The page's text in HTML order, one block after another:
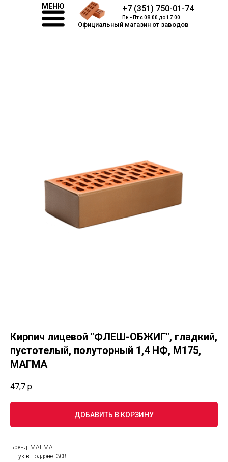
Официальный магазин от заводов
МЕНЮ +7 (351) 750-01-74
Пн - Пт с 08.00 до 17.00
Кирпич лицевой "ФЛЕШ-ОБЖИГ", гладкий,
пустотелый, полуторный 1,4 НФ, М175,
МАГМА
47,7 р.
ДОБАВИТЬ В КОРЗИНУ
Бренд: МАГМА
Штук в поддоне: 308